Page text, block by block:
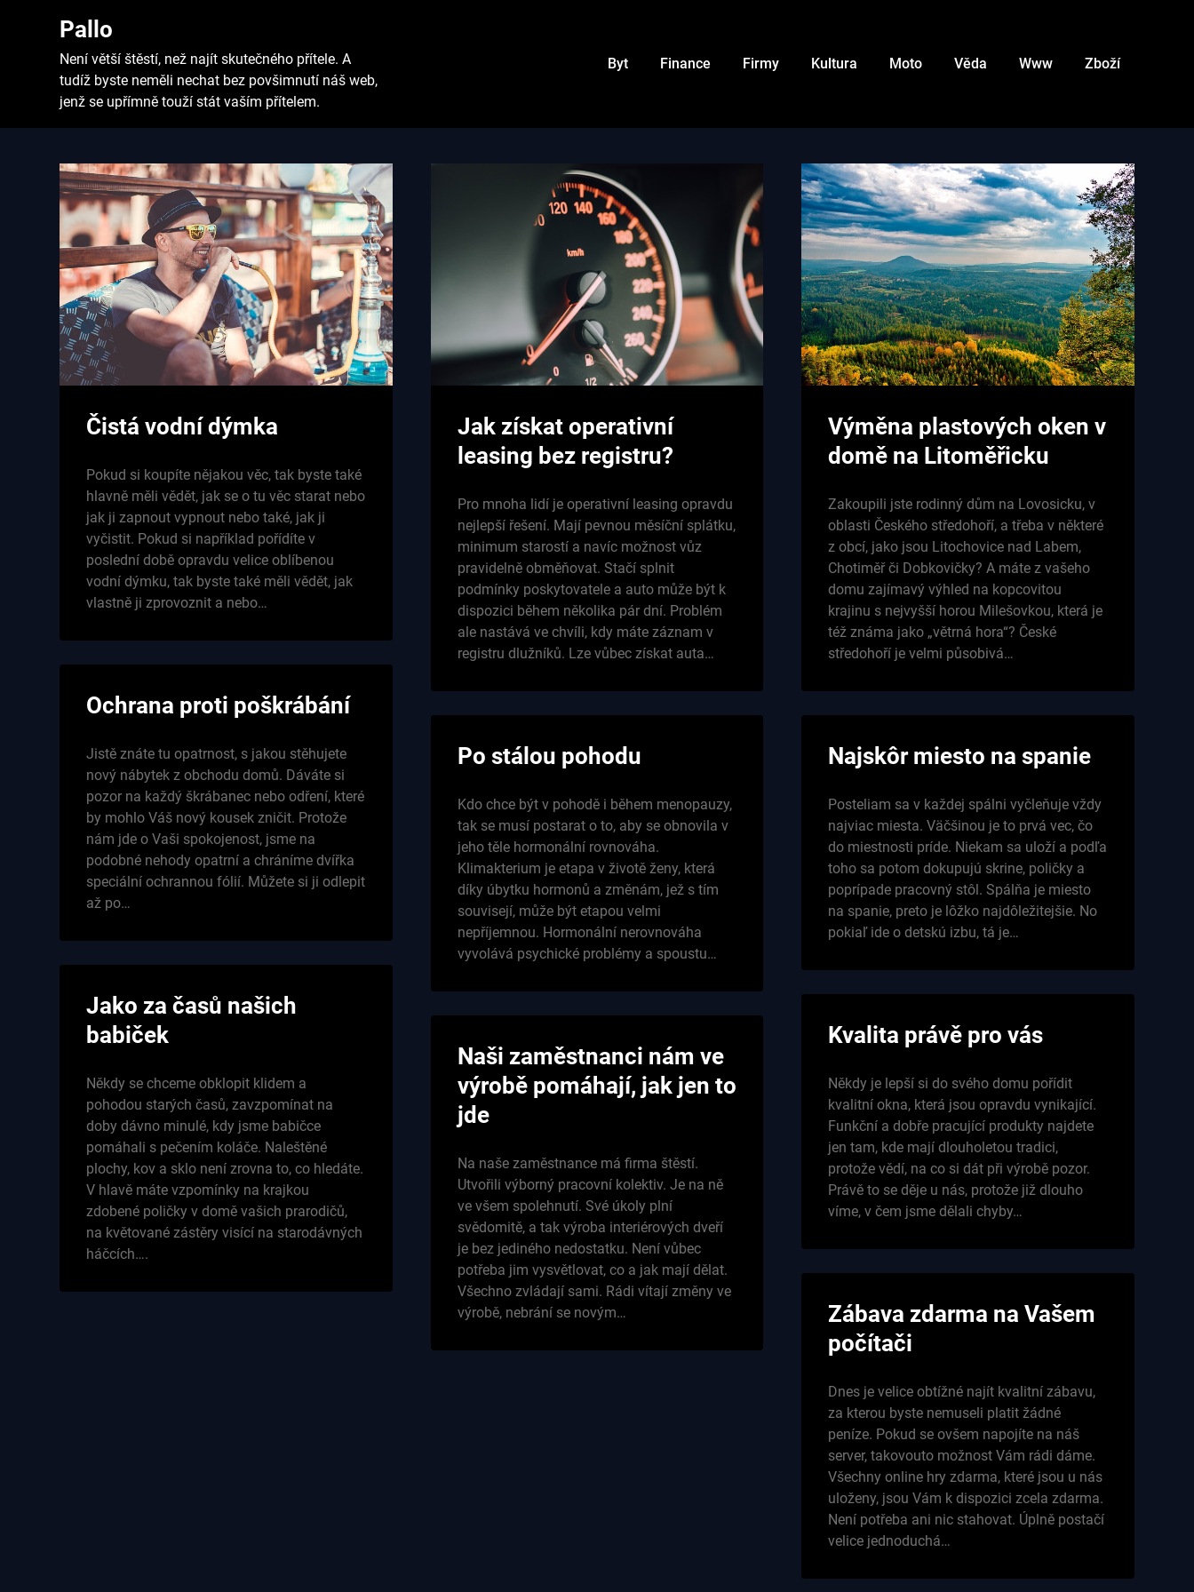
Pallo
Není větší štěstí, než najít skutečného přítele. A
tudíž byste neměli nechat bez povšimnutí náš web,
jenž se upřímně touží stát vaším přítelem.
Byt Finance Firmy Kultura Moto Věda Www Zboží
Čistá vodní dýmka
Pokud si koupíte nějakou věc, tak byste také
hlavně měli vědět, jak se o tu věc starat nebo
jak ji zapnout vypnout nebo také, jak ji
vyčistit. Pokud si například pořídíte v
poslední době opravdu velice oblíbenou
vodní dýmku, tak byste také měli vědět, jak
vlastně ji zprovoznit a nebo…
Ochrana proti poškrábání
Jistě znáte tu opatrnost, s jakou stěhujete
nový nábytek z obchodu domů. Dáváte si
pozor na každý škrábanec nebo odření, které
by mohlo Váš nový kousek zničit. Protože
nám jde o Vaši spokojenost, jsme na
podobné nehody opatrní a chráníme dvířka
speciální ochrannou fólií. Můžete si ji odlepit
až po…
Jako za časů našich
babiček
Někdy se chceme obklopit klidem a
pohodou starých časů, zavzpomínat na
doby dávno minulé, kdy jsme babičce
pomáhali s pečením koláče. Naleštěné
plochy, kov a sklo není zrovna to, co hledáte.
V hlavě máte vzpomínky na krajkou
zdobené poličky v domě vašich prarodičů,
na květované zástěry visící na starodávných
háčcích….
Jak získat operativní
leasing bez registru?
Pro mnoha lidí je operativní leasing opravdu
nejlepší řešení. Mají pevnou měsíční splátku,
minimum starostí a navíc možnost vůz
pravidelně obměňovat. Stačí splnit
podmínky poskytovatele a auto může být k
dispozici během několika pár dní. Problém
ale nastává ve chvíli, kdy máte záznam v
registru dlužníků. Lze vůbec získat auta…
Po stálou pohodu
Kdo chce být v pohodě i během menopauzy,
tak se musí postarat o to, aby se obnovila v
jeho těle hormonální rovnováha.
Klimakterium je etapa v životě ženy, která
díky úbytku hormonů a změnám, jež s tím
souvisejí, může být etapou velmi
nepříjemnou. Hormonální nerovnováha
vyvolává psychické problémy a spoustu…
Naši zaměstnanci nám ve
výrobě pomáhají, jak jen to
jde
Na naše zaměstnance má firma štěstí.
Utvořili výborný pracovní kolektiv. Je na ně
ve všem spolehnutí. Své úkoly plní
svědomitě, a tak výroba interiérových dveří
je bez jediného nedostatku. Není vůbec
potřeba jim vysvětlovat, co a jak mají dělat.
Všechno zvládají sami. Rádi vítají změny ve
výrobě, nebrání se novým…
Výměna plastových oken v
domě na Litoměřicku
Zakoupili jste rodinný dům na Lovosicku, v
oblasti Českého středohoří, a třeba v některé
z obcí, jako jsou Litochovice nad Labem,
Chotiměř či Dobkovičky? A máte z vašeho
domu zajímavý výhled na kopcovitou
krajinu s nejvyšší horou Milešovkou, která je
též známa jako „větrná hora“? České
středohoří je velmi působivá…
Najskôr miesto na spanie
Posteliam sa v každej spálni vyčleňuje vždy
najviac miesta. Väčšinou je to prvá vec, čo
do miestnosti príde. Niekam sa uloží a podľa
toho sa potom dokupujú skrine, poličky a
poprípade pracovný stôl. Spálňa je miesto
na spanie, preto je lôžko najdôležitejšie. No
pokiaľ ide o detskú izbu, tá je…
Kvalita právě pro vás
Někdy je lepší si do svého domu pořídit
kvalitní okna, která jsou opravdu vynikající.
Funkční a dobře pracující produkty najdete
jen tam, kde mají dlouholetou tradici,
protože vědí, na co si dát při výrobě pozor.
Právě to se děje u nás, protože již dlouho
víme, v čem jsme dělali chyby…
Zábava zdarma na Vašem
počítači
Dnes je velice obtížné najít kvalitní zábavu,
za kterou byste nemuseli platit žádné
peníze. Pokud se ovšem napojíte na náš
server, takovouto možnost Vám rádi dáme.
Všechny online hry zdarma, které jsou u nás
uloženy, jsou Vám k dispozici zcela zdarma.
Není potřeba ani nic stahovat. Úplně postačí
velice jednoduchá…